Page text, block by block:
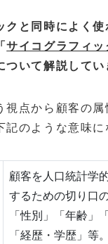
クと同時によく使
サイコグラフィッ
ついて解説してい
視点から顧客の属
記のような意味に
顧客を人口統計学
するための切り口
「性別」「年齢」
「経歴・学歴」等。